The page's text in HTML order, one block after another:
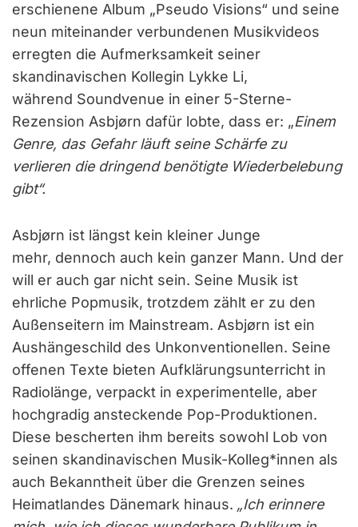
erschienene Album „Pseudo Visions“ und seine
neun miteinander verbundenen Musikvideos
erregten die Aufmerksamkeit seiner
skandinavischen Kollegin Lykke Li,
während Soundvenue in einer 5-Sterne-
Rezension Asbjørn dafür lobte, dass er: „Einem
Genre, das Gefahr läuft seine Schärfe zu
verlieren die dringend benötigte Wiederbelebung
gibt“.
Asbjørn ist längst kein kleiner Junge
mehr, dennoch auch kein ganzer Mann. Und der
will er auch gar nicht sein. Seine Musik ist
ehrliche Popmusik, trotzdem zählt er zu den
Außenseitern im Mainstream. Asbjørn ist ein
Aushängeschild des Unkonventionellen. Seine
offenen Texte bieten Aufklärungsunterricht in
Radiolänge, verpackt in experimentelle, aber
hochgradig ansteckende Pop-Produktionen.
Diese bescherten ihm bereits sowohl Lob von
seinen skandinavischen Musik-Kolleg*innen als
auch Bekanntheit über die Grenzen seines
Heimatlandes Dänemark hinaus. „Ich erinnere